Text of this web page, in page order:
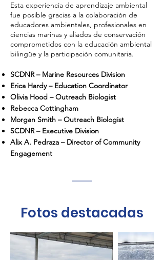
​Esta experiencia de aprendizaje ambiental
fue posible gracias a la colaboración de
educadores ambientales, profesionales en
ciencias marinas y aliados de conservación
comprometidos con la educación ambiental
bilingüe y la participación comunitaria.
SCDNR – Marine Resources Division
Erica Hardy – Education Coordinator
Olivia Hood – Outreach Biologist
Rebecca Cottingham
Morgan Smith – Outreach Biologist
SCDNR – Executive Division
Alix A. Pedraza – Director of Community
Engagement
Fotos destacadas